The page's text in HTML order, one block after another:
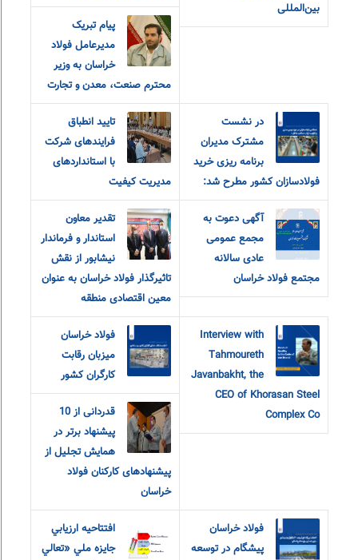
بین‌المللی
پیام تبریک
مدیرعامل فولاد
خراسان به وزیر
محترم صنعت، معدن و تجارت
در نشست
مشترک مدیران
برنامه ریزی خرید
فولادسازان کشور مطرح شد:
تایید انطباق
فرایندهای شرکت
با استانداردهای
مدیریت کیفیت
آگهی دعوت به
مجمع عمومی
عادی سالانه
مجتمع فولاد خراسان
تقدیر معاون
استاندار و فرماندار
نیشابور از نقش
تاثیرگذار فولاد خراسان به عنوان
معین اقتصادی منطقه
Interview with
Tahmoureth
Javanbakht, the
CEO of Khorasan Steel
Complex Co
فولاد خراسان
میزبان رقابت
کارگران کشور
قدردانی از 10
پیشنهاد برتر در
همایش تجلیل از
پیشنهادهای کارکنان فولاد
خراسان
فولاد خراسان
پیشگام در توسعه
افتتاحيه ارزيابي
جايزه ملي «تعالي